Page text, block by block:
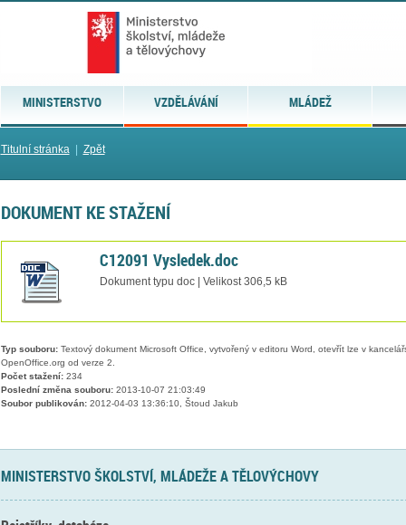
MINISTERSTVO VZDĚLÁVÁNÍ MLÁDEŽ
Titulní stránka| Zpět
DOKUMENT KE STAŽENÍ
C12091 Vysledek.doc
Dokument typu doc | Velikost 306,5 kB
Typ souboru:Textový dokument Microsoft Office, vytvořený v editoru Word, otevřít lze v
OpenOffice.org od verze 2.
Počet stažení:234
Poslední změna souboru:2013-10-07 21:03:49
Soubor publikován:2012-04-03 13:36:10, Štoud Jakub
MINISTERSTVO ŠKOLSTVÍ, MLÁDEŽE A TĚLOVÝCHOVY